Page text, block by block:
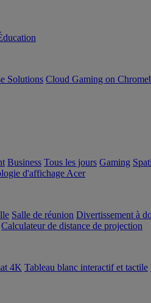
Solutions Cloud Gaming on
Business Tous les jours Gaming
d'affichage Acer
Salle de réunion Divertissement à
Calculateur de distance de projection
4K Tableau blanc interactif et tactile